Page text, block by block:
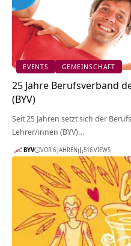
EVENTS GEMEINSCHAFT
25 Jahre Berufsverband
(BYV)
Seit 25 Jahren setzt sich der
Lehrer/innen (BYV)…
BYV VOR 6 JAHREN 516 VIEWS